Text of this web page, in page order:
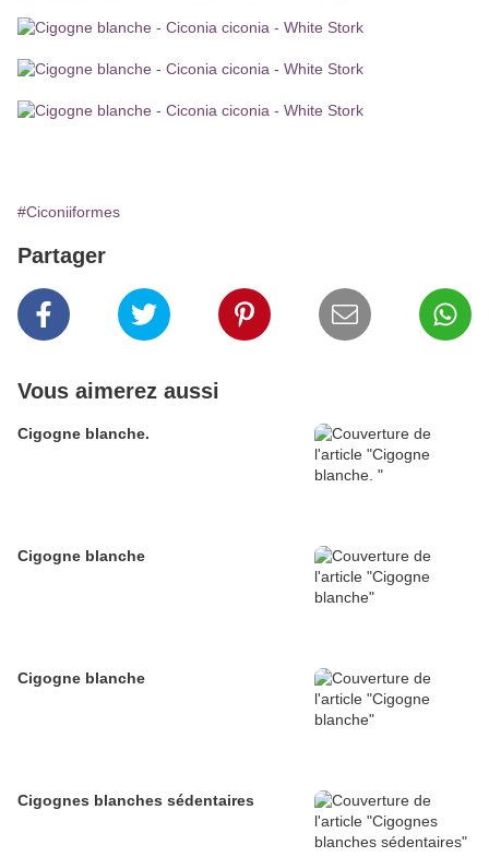
#Ciconiiformes
Partager
Vous aimerez aussi
Cigogne blanche.
Cigogne blanche
Cigogne blanche
Cigognes blanches sédentaires